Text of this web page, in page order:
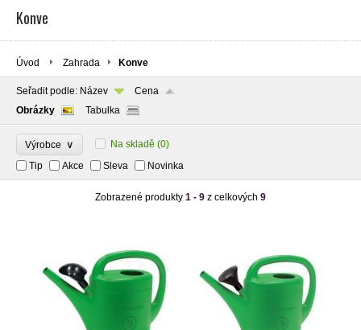
Konve
Úvod Zahrada Konve
Seřadit podle: Název
Cena
Obrázky
Tabulka
Výrobce ∨ Na skladě (0)
Tip
Akce Sleva Novinka
Zobrazené produkty 1 - 9 z celkových 9